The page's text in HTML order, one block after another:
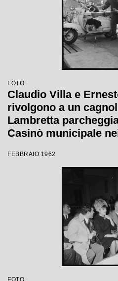
FOTO
Claudio Villa e
rivolgono a un
Lambretta
Casinò municipale
FEBBRAIO 1962
FOTO